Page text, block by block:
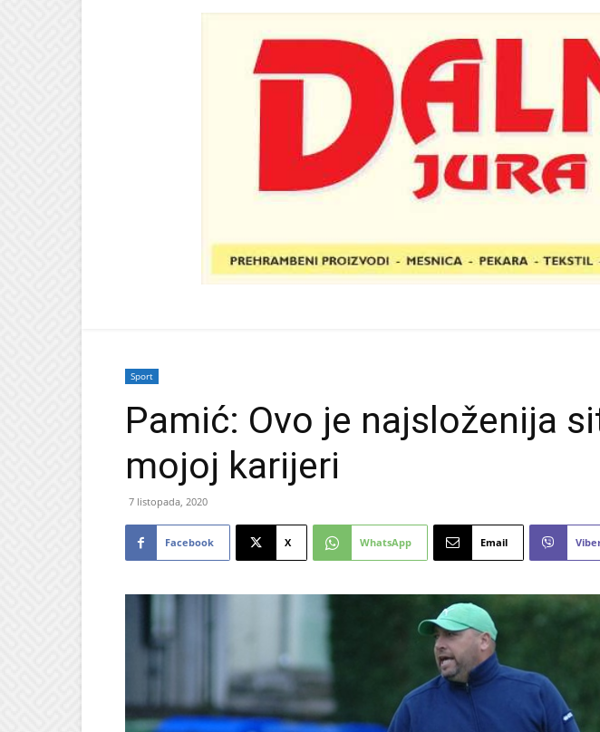
Sport
Pamić: Ovo je najsloženija
mojoj karijeri
7 listopada, 2020
Facebook X WhatsApp Email